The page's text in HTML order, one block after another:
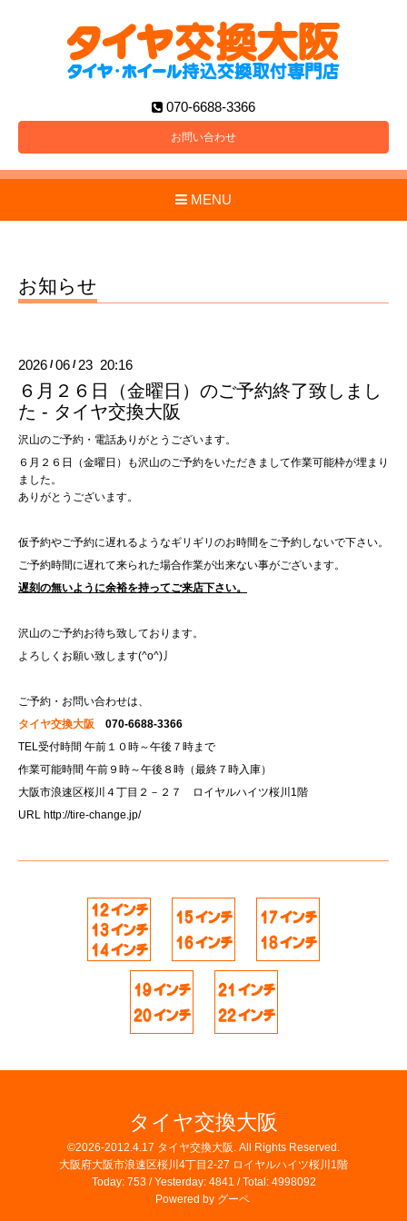
070-6688-3366
お問い合わせ
MENU
お知らせ
2026 /06 / 23 20:16
６月２６日（金曜日）のご予約終了致しまし
た - タイヤ交換大阪
沢山のご予約・電話ありがとうございます。
６月２６日（金曜日）も沢山のご予約をいただきまして作業可能枠が埋まり
ました。
ありがとうございます。
仮予約やご予約に遅れるようなギリギリのお時間をご予約しないで下さい。
ご予約時間に遅れて来られた場合作業が出来ない事がございます。
遅刻の無いように余裕を持ってご来店下さい。
沢山のご予約お待ち致しております。
よろしくお願い致します(^o^)丿
ご予約・お問い合わせは、
タイヤ交換大阪 070-6688-3366
TEL受付時間 午前１０時～午後７時まで
作業可能時間 午前９時～午後８時（最終７時入庫）
大阪市浪速区桜川４丁目２－２７ ロイヤルハイツ桜川1階
URL http://tire-change.jp/
タイヤ交換大阪
©2026-2012.4.17 タイヤ交換大阪 . All Rights Reserved.
大阪府大阪市浪速区桜川4丁目2-27 ロイヤルハイツ桜川1階
Today: 753/ Yesterday: 4841 / Total: 4998092
Powered by グーペ